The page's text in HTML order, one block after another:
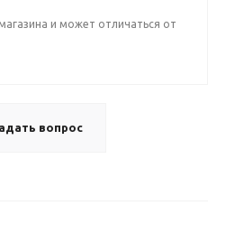
и может отличаться от
вопрос